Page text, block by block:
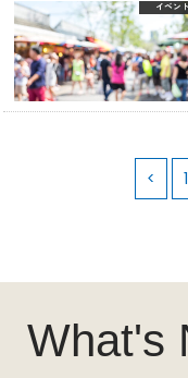
イベント
< 1
What's